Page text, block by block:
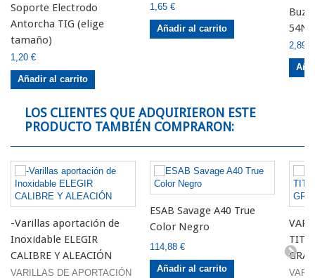
Soporte Electrodo
Antorcha TIG (elige
tamaño)
1,20 €
Añadir al carrito
1,65 €
Añadir al carrito
54N
2,89 €
LOS CLIENTES QUE ADQUIRIERON ESTE
PRODUCTO TAMBIÉN COMPRARON:
-Varillas aportación de
Inoxidable ELEGIR
CALIBRE Y ALEACIÓN
VARILLAS DE APORTACIÓN
ESAB Savage A40 True
Color Negro
114,88 €
Añadir al carrito